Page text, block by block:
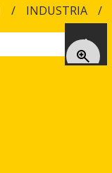
INDUSTRIA
Next